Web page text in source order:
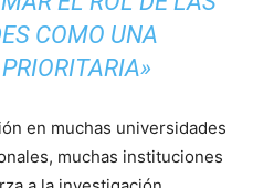
COMO UNA
en muchas universidades
muchas instituciones